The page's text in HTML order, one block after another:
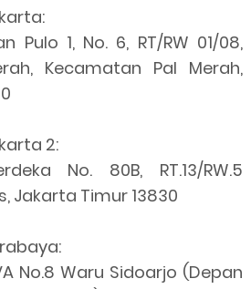
Pulo 1, No. 6, RT/RW 01/08,
Kecamatan Pal Merah,
2:
No. 80B, RT.13/RW.5
Jakarta Timur 13830
No.8 Waru Sidoarjo (Depan